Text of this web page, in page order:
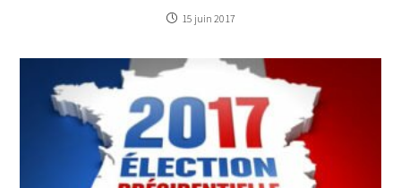
15 juin 2017